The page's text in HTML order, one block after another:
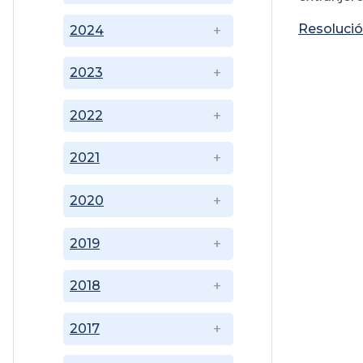
2017
2018
2019
2020
2021
2022
2023
2024